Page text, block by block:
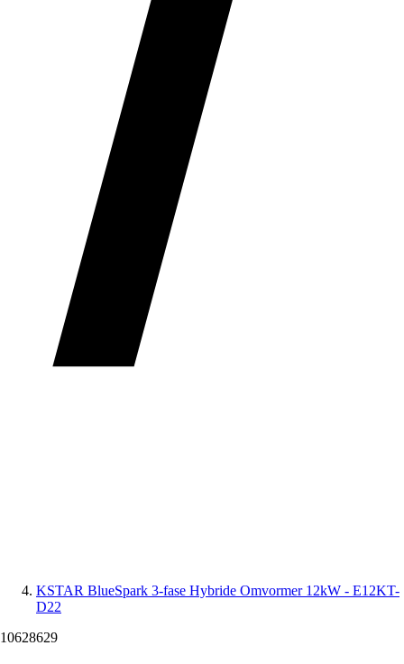
KSTAR BlueSpark 3‑fase Hybride Omvormer 12kW - E12KT-
D22
10628629